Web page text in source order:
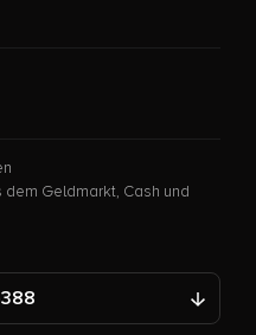
Geldmarkt, Cash und